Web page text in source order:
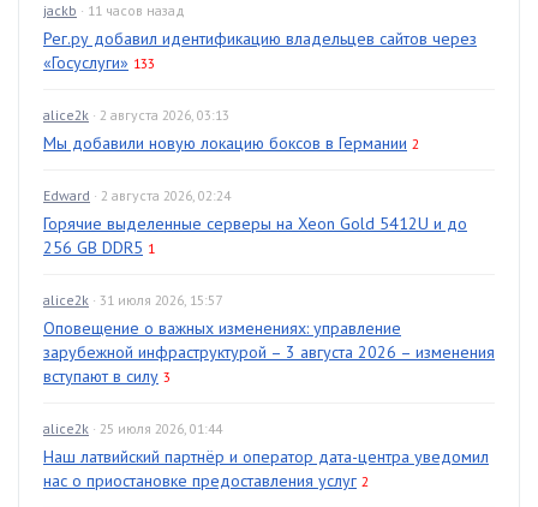
jackb · 11 часов назад
Рег.ру добавил идентификацию владельцев сайтов через
«Госуслуги» 133
alice2k · 2 августа 2026, 03:13
Мы добавили новую локацию боксов в Германии 2
Edward · 2 августа 2026, 02:24
Горячие выделенные серверы на Xeon Gold 5412U и до
256 GB DDR5 1
alice2k · 31 июля 2026, 15:57
Оповещение о важных изменениях: управление
зарубежной инфраструктурой – 3 августа 2026 – изменения
вступают в силу 3
alice2k · 25 июля 2026, 01:44
Наш латвийский партнёр и оператор дата-центра уведомил
нас о приостановке предоставления услуг 2